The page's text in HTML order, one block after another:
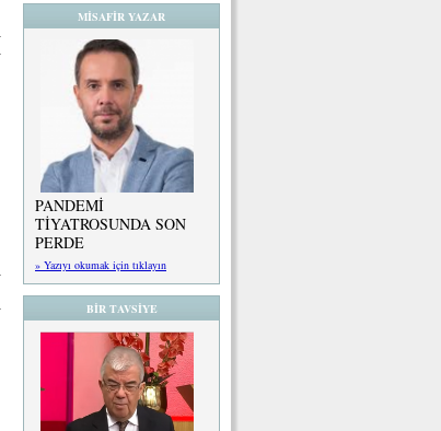
MİSAFİR YAZAR
PANDEMİ
TİYATROSUNDA SON
PERDE
» Yazıyı okumak için tıklayın
BİR TAVSİYE